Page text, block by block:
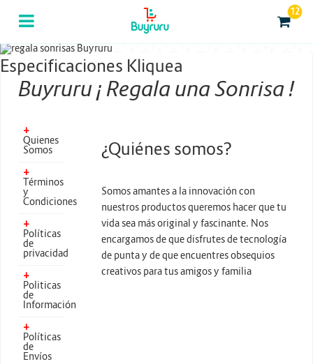
Categorias
12
Computación
Tablas Digitalizadoras
Licenciamiento y Seguridad
Accesorios
Tintas y Toner
Conectividad y Redes
Telefonía IP
Energia y Potencia
Especificaciones Kliquea
Buyruru ¡ Regala una Sonrisa !
+
Quienes
Somos
+
Términos
y
Condiciones
+
Políticas
de
privacidad
+
Politicas
de
Información
+
Políticas
de
Envíos
¿Quiénes somos?
Somos amantes a la innovación con
nuestros productos queremos hacer que tu
vida sea más original y fascinante. Nos
encargamos de que disfrutes de tecnología
de punta y de que encuentres obsequios
creativos para tus amigos y familia